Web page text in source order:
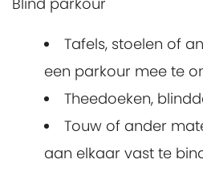
Tafels, stoelen of
een parkour mee te
Theedoeken,
Touw of ander
aan elkaar vast te